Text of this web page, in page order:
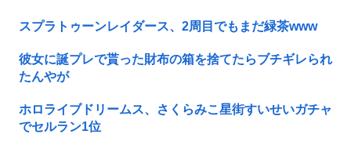
スプラトゥーンレイダース、2周目でもまだ緑茶www
彼女に誕プレで貰った財布の箱を捨てたらブチギレられ
たんやが
ホロライブドリームス、さくらみこ星街すいせいガチャ
でセルラン1位